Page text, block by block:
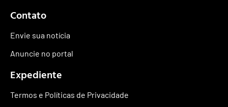
Contato
Envie sua notícia
Anuncie no portal
Expediente
Termos e Políticas de Privacidade